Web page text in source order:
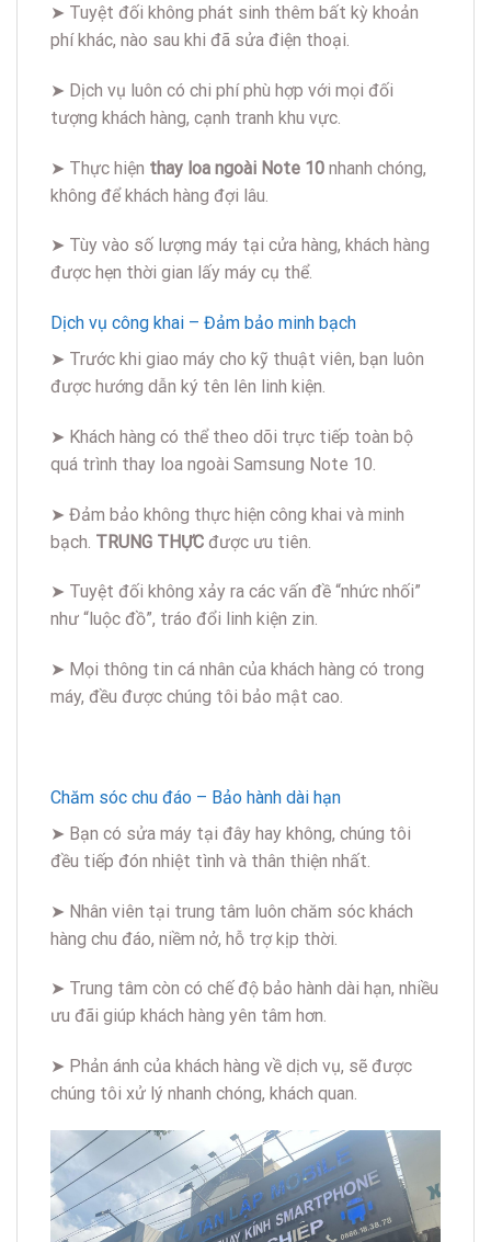
➤ Tuyệt đối không phát sinh thêm bất kỳ khoản
phí khác, nào sau khi đã sửa điện thoại.
➤ Dịch vụ luôn có chi phí phù hợp với mọi đối
tượng khách hàng, cạnh tranh khu vực.
➤ Thực hiện thay loa ngoài Note 10 nhanh chóng,
không để khách hàng đợi lâu.
➤ Tùy vào số lượng máy tại cửa hàng, khách hàng
được hẹn thời gian lấy máy cụ thể.
Dịch vụ công khai – Đảm bảo minh bạch
➤ Trước khi giao máy cho kỹ thuật viên, bạn luôn
được hướng dẫn ký tên lên linh kiện.
➤ Khách hàng có thể theo dõi trực tiếp toàn bộ
quá trình thay loa ngoài Samsung Note 10.
➤ Đảm bảo không thực hiện công khai và minh
bạch. TRUNG THỰC được ưu tiên.
➤ Tuyệt đối không xảy ra các vấn đề “nhức nhối”
như “luộc đồ”, tráo đổi linh kiện zin.
➤ Mọi thông tin cá nhân của khách hàng có trong
máy, đều được chúng tôi bảo mật cao.
Chăm sóc chu đáo – Bảo hành dài hạn
➤ Bạn có sửa máy tại đây hay không, chúng tôi
đều tiếp đón nhiệt tình và thân thiện nhất.
➤ Nhân viên tại trung tâm luôn chăm sóc khách
hàng chu đáo, niềm nở, hỗ trợ kịp thời.
➤ Trung tâm còn có chế độ bảo hành dài hạn, nhiều
ưu đãi giúp khách hàng yên tâm hơn.
➤ Phản ánh của khách hàng về dịch vụ, sẽ được
chúng tôi xử lý nhanh chóng, khách quan.